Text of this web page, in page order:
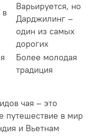
в
Варьируется, но
Дарджилинг –
один из самых
дорогих
Более молодая
традиция
чая – это
путешествие в мир
и Вьетнам